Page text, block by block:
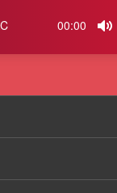
00:00